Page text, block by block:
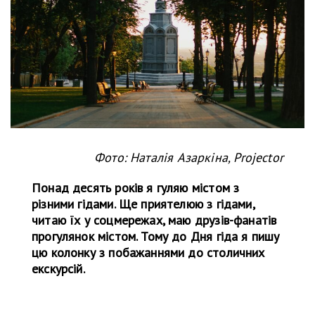
Фото: Наталія Азаркіна, Projector
Понад десять років я гуляю містом з
різними гідами. Ще приятелюю з гідами,
читаю їх у соцмережах, маю друзів-фанатів
прогулянок містом. Тому до Дня гіда я пишу
цю колонку з побажаннями до столичних
екскурсій.